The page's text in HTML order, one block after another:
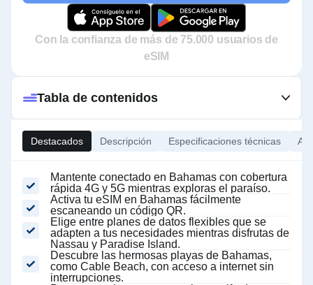
Con la confianza de más de 75.000 usuarios de
eSIM
Destacados Descripción Especificaciones técnicas
Mantente conectado en Bahamas con cobertura
rápida 4G y 5G mientras exploras el paraíso.
Activa tu eSIM en Bahamas fácilmente
escaneando un código QR.
Elige entre planes de datos flexibles que se
adapten a tus necesidades mientras disfrutas de
Nassau y Paradise Island.
Descubre las hermosas playas de Bahamas,
como Cable Beach, con acceso a internet sin
interrupciones.
Tabla de contenidos